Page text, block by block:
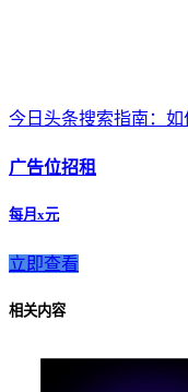
今日头条搜索指南：
广告位招租
每月x元
立即查看
相关内容